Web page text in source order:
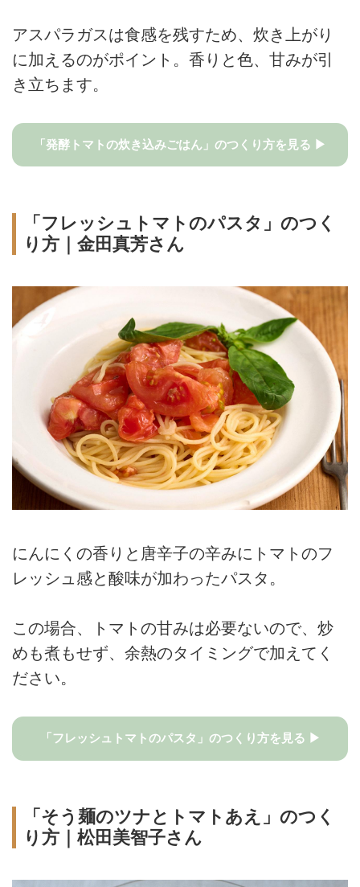
アスパラガスは食感を残すため、炊き上がり
に加えるのがポイント。香りと色、甘みが引
き立ちます。
「発酵トマトの炊き込みごはん」のつくり方を見る ▶
「フレッシュトマトのパスタ」のつく
り方｜金田真芳さん
にんにくの香りと唐辛子の辛みにトマトのフ
レッシュ感と酸味が加わったパスタ。
この場合、トマトの甘みは必要ないので、炒
めも煮もせず、余熱のタイミングで加えてく
ださい。
「フレッシュトマトのパスタ」のつくり方を見る ▶
「そう麺のツナとトマトあえ」のつく
り方｜松田美智子さん